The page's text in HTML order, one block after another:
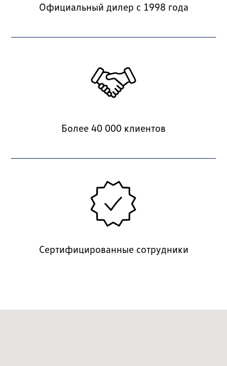
Официальный дилер с 1998 года
Более 40 000 клиентов
Сертифицированные сотрудники